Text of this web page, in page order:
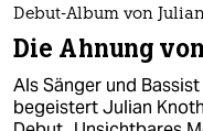
Debut-Album von
Die Ahnung
Als Sänger und
begeistert Julian